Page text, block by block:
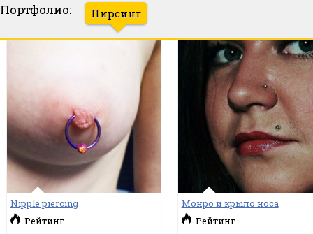
Портфолио: Пирсинг
Nipple piercing
Рейтинг
Монро и крыло носа
Рейтинг